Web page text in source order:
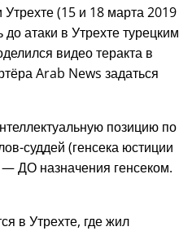
(15 и 18 марта 2019
атаки в Утрехте турецким
видео теракта в
Arab News задаться
позицию по
суддей (генсека юстиции
ДО назначения генсеком.
в Утрехте, где жил